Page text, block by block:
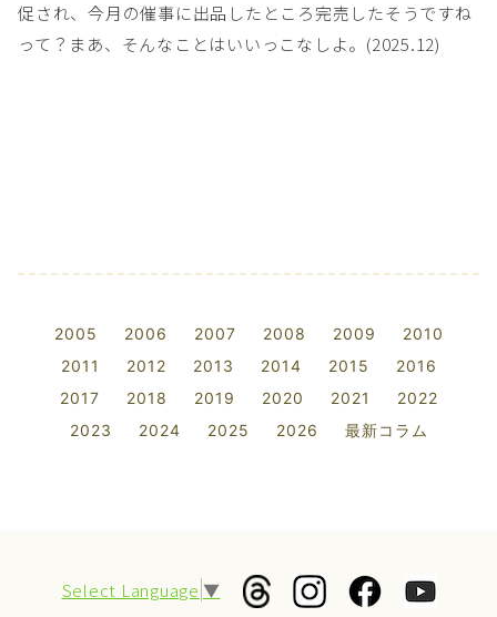
促され、今月の催事に出品したところ完売したそうですね
って？まあ、そんなことはいいっこなしよ。(2025.12)
2005 2006 2007 2008 2009
2010
2011
2012 2013 2014 2015
2016
2017
2018 2019 2020 2021
2022
2023
2024 2025 2026 最新コラム
Select Language ▼